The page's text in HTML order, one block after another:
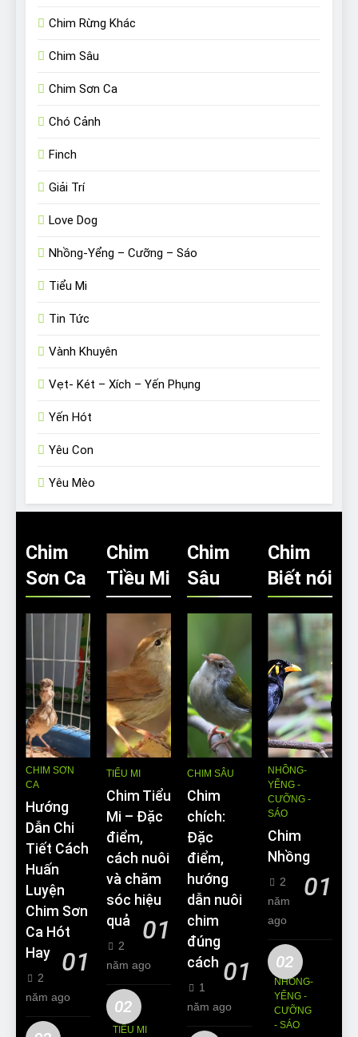
Chim Rừng Khác
Chim Sâu
Chim Sơn Ca
Chó Cảnh
Finch
Giải Trí
Love Dog
Nhồng-Yểng – Cưỡng – Sáo
Tiểu Mi
Tin Tức
Vành Khuyên
Vẹt- Két – Xích – Yến Phụng
Yến Hót
Yêu Con
Yêu Mèo
Chim
Sơn Ca
CHIM SƠN
CA
Hướng
Dẫn Chi
Tiết Cách
Huấn
Luyện
Chim Sơn
Ca Hót
Hay
01
2
năm ago
Chim
Tiều Mi
TIỂU MI
Chim Tiểu
Mi – Đặc
điểm,
cách nuôi
và chăm
sóc hiệu
quả
01
2
năm ago
02
TIỂU MI
Chim
Sâu
CHIM SÂU
Chim
chích:
Đặc
điểm,
hướng
dẫn nuôi
chim
đúng
cách 01
1
năm ago
Chim
Biết nói
NHỒNG-
YỂNG -
CƯỠNG -
SÁO
Chim
Nhồng
01
2
năm
ago
02
NHỒNG-
YỂNG -
CƯỠNG
- SÁO